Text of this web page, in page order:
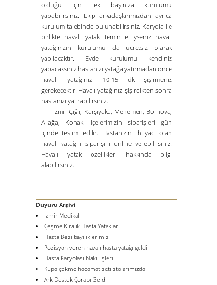
olduğu için tek başınıza kurulumu
yapabilirsiniz. Ekip arkadaşlarımızdan ayrıca
kurulum talebinde bulunabilirsiniz. Karyola ile
birlikte havalı yatak temin ettiyseniz havalı
yatağınızın kurulumu da ücretsiz olarak
yapılacaktır. Evde kurulumu kendiniz
yapacaksınız hastanızı yatağa yatırmadan önce
havalı yatağınızı 10-15 dk şişirmeniz
gerekecektir. Havalı yatağınızı şişirdikten sonra
hastanızı yatırabilirsiniz.
İzmir Çiğli, Karşıyaka, Menemen, Bornova,
Aliağa, Konak ilçelerimizin siparişleri gün
içinde teslim edilir. Hastanızın ihtiyacı olan
havalı yatağın siparişini online verebilirsiniz.
Havalı yatak özellikleri hakkında bilgi
alabilirsiniz.
Duyuru Arşivi
İzmir Medikal
Çeşme Kiralık Hasta Yatakları
Hasta Bezi bayiliklerimiz
Pozisyon veren havalı hasta yatağı geldi
Hasta Karyolası Nakil İşleri
Kupa çekme hacamat seti stolarımızda
Ark Destek Çorabı Geldi